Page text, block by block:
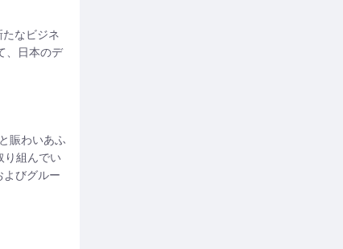
なビジネ
、日本のデ
賑わいあふ
り組んでい
よびグルー